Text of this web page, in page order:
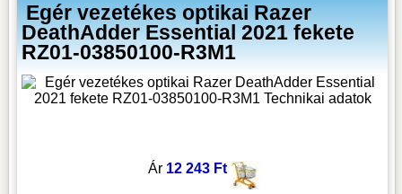
Egér vezetékes optikai Razer
DeathAdder Essential 2021 fekete
RZ01-03850100-R3M1
Ár 12 243 Ft